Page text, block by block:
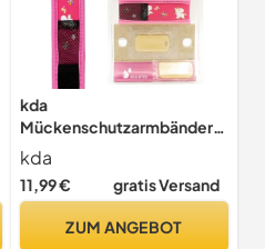
kda
Mückenschutzarmbänder
für Kinder - Sicherer
Mückenschutz - Einhorn &
Hai Design - Nylon (Einhorn)
Mücke Urlaub Sommer
kda
11,99 € gratis Versand
ZUM ANGEBOT